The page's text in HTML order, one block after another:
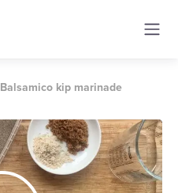
Balsamico kip marinade